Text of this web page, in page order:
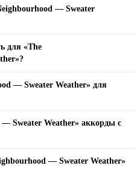
— Sweater
для «The
— Sweater Weather» для
Sweater Weather» аккорды с
— Sweater Weather»